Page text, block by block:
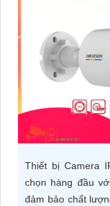
PHỤ
CAMERA
TƯ
DỊCH
VỤ
Thiết bị Camera
chọn hàng đầu
đảm bảo chất